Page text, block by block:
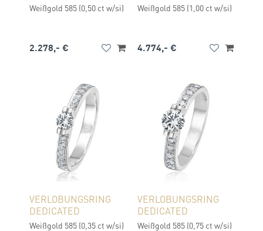
Weißgold 585 (0,50 ct w/si)
2.278,- €
Weißgold 585 (1,00 ct w/si)
4.774,- €
VERLOBUNGSRING
DEDICATED
Weißgold 585 (0,35 ct w/si)
VERLOBUNGSRING
DEDICATED
Weißgold 585 (0,75 ct w/si)